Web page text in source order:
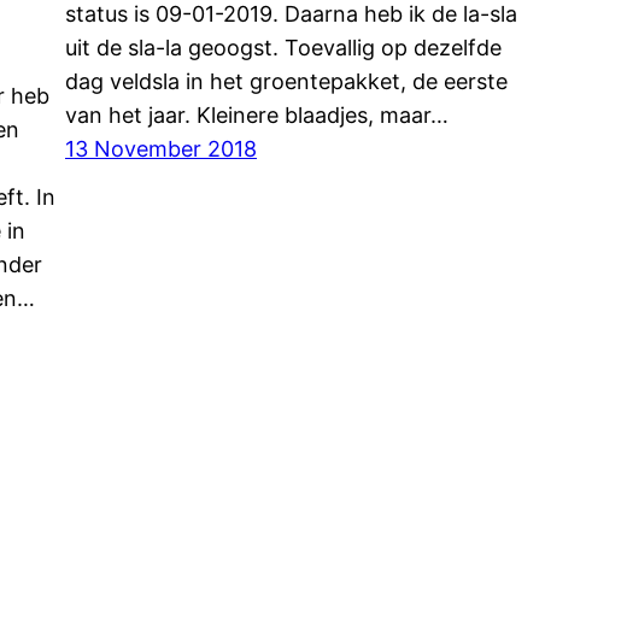
heb
In
in
status is 09-01-2019. Daarna heb ik de la-sla
uit de sla-la geoogst. Toevallig op dezelfde
dag veldsla in het groentepakket, de eerste
van het jaar. Kleinere blaadjes, maar…
13 November 2018